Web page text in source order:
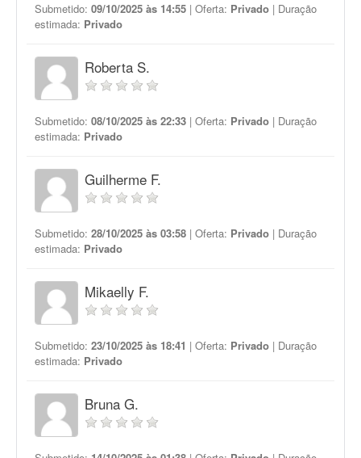
Submetido: 09/10/2025 às 14:55 | Oferta: Privado | Duração
estimada: Privado
Roberta S.
Submetido: 08/10/2025 às 22:33 | Oferta: Privado | Duração
estimada: Privado
Guilherme F.
Submetido: 28/10/2025 às 03:58 | Oferta: Privado | Duração
estimada: Privado
Mikaelly F.
Submetido: 23/10/2025 às 18:41 | Oferta: Privado | Duração
estimada: Privado
Bruna G.